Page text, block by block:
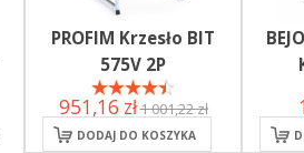
PROFIM Krzesło BIT
575V 2P
951,16 zł1 001,22 zł
DODAJ DO KOSZYKA